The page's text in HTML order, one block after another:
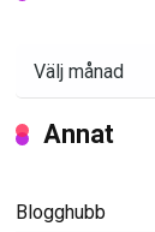
Annat
Blogghubb